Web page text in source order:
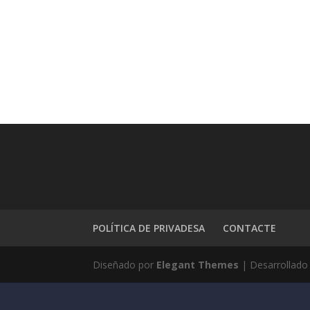
POLÍTICA DE PRIVADESA CONTACTE
Diseñado por Elegant Themes |